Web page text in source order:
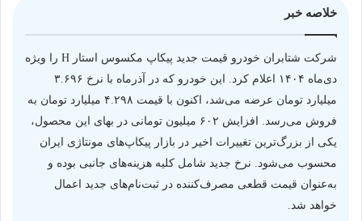
خلاصه خبر
شرکت شتابران خودرو قیمت جدید پیکاپ مکسوس استار H را ویژه
دی‌ماه ۱۴۰۴ اعلام کرد. این خودرو که در آذرماه با نرخ ۳.۶۹۶
میلیارد تومان عرضه می‌شد، اکنون با قیمت ۴.۲۹۸ میلیارد تومان به
فروش می‌رسد. افزایش ۶۰۲ میلیون تومانی در بهای این محصول،
یکی از بزرگ‌ترین تغییرات اخیر در بازار پیکاپ‌های مونتاژی ایران
محسوب می‌شود. نرخ جدید شامل کلیه هزینه‌های جانبی بوده و
به‌عنوان قیمت قطعی مصرف‌کننده در ثبت‌نام‌های جدید اعمال
خواهد شد.